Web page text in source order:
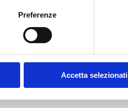
Preferenze
Accetta selezionati
Condividi